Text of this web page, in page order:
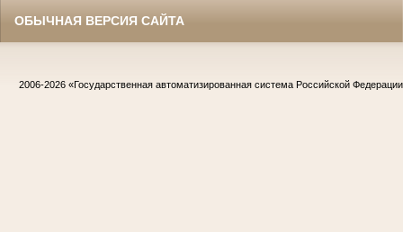
ОБЫЧНАЯ ВЕРСИЯ САЙТА
2006-2026 «Государственная автоматизированная система Российской